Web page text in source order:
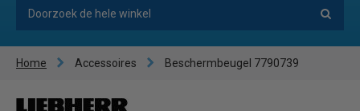
Home Accessoires Beschermbeugel 7790739